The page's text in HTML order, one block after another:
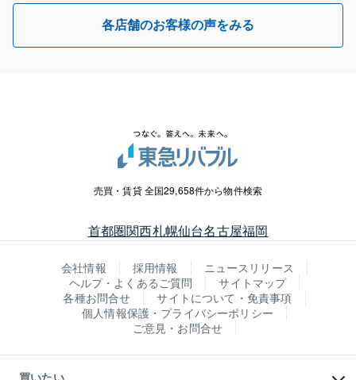
各店舗のお客様の声をみる
売買・賃貸 全国29,658件から物件検索
首都圏関西札幌仙台名古屋福岡
会社情報 採用情報
ニュースリリース
ヘルプ・よくあるご質問
サイトマップ
各種お問合せ
サイトについて・免責事項
個人情報保護・プライバシーポリシー
ご意見・お問合せ